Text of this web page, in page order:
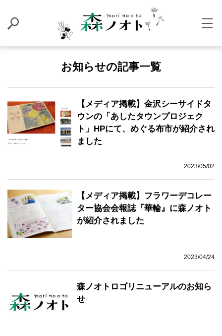
お知らせの記事一覧
【メディア掲載】金沢シーサイドタ
ウンの「あしたタウンプロジェク
ト」HPにて、めぐる布市が紹介され
ました
2023/05/02
【メディア掲載】フラワーデコレー
ター協会会報誌『華輪』に森ノオト
が紹介されました
2023/04/24
森ノオトロゴリニューアルのお知ら
せ